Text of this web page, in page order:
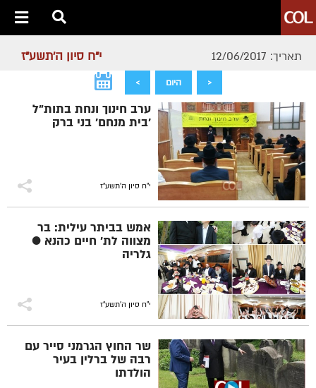
תאריך: 12/06/2017 י"ח סיון ה׳תשע״ז
< היום >
ערב חינוך ונחת בתות"ל
'בית מנחם' בני ברק
י"ח סיון ה׳תשע״ז
אמש בביתר עילית: בר
מצווה לת' חיים כהנא ●
גלריה
י"ח סיון ה׳תשע״ז
שר החוץ הגרמני סייר עם
רבה של ברלין בעיר
הולדתו